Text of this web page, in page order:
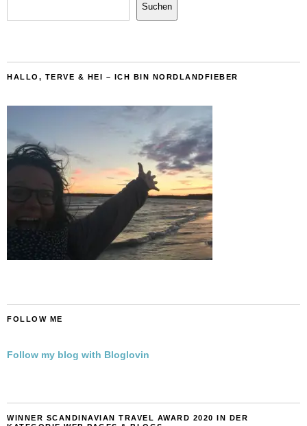
Suchen
HALLO, TERVE & HEI – ICH BIN NORDLANDFIEBER
FOLLOW ME
Follow my blog with Bloglovin
WINNER SCANDINAVIAN TRAVEL AWARD 2020 IN DER